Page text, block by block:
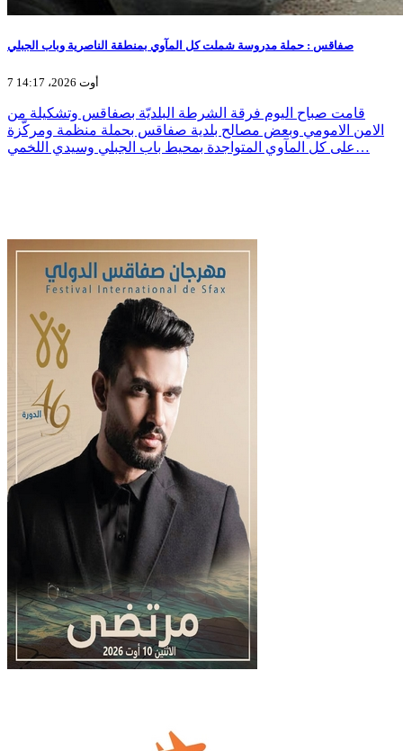
صفاقس : حملة مدروسة شملت كل المآوي بمنطقة الناصرية وباب الجبلي
7 أوت 2026، 14:17
قامت صباح اليوم فرقة الشرطة البلديّة بصفاقس وتشكيلة من
الامن الامومي وبعض مصالح بلدية صفاقس بحملة منظمة ومركّزة
على كل المآوي المتواجدة بمحيط باب الجبلي وسيدي اللخمي…